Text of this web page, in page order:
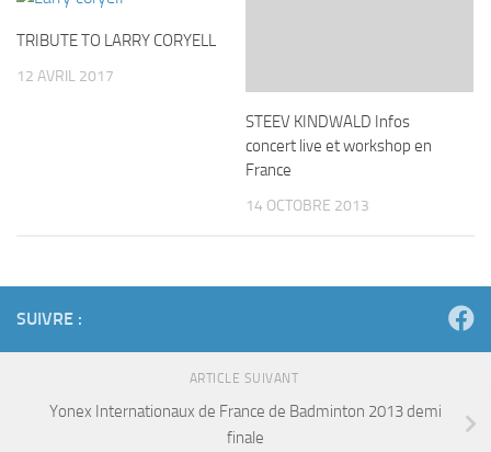
TRIBUTE TO LARRY CORYELL
12 AVRIL 2017
STEEV KINDWALD Infos
concert live et workshop en
France
14 OCTOBRE 2013
SUIVRE :
ARTICLE SUIVANT
Yonex Internationaux de France de Badminton 2013 demi
finale